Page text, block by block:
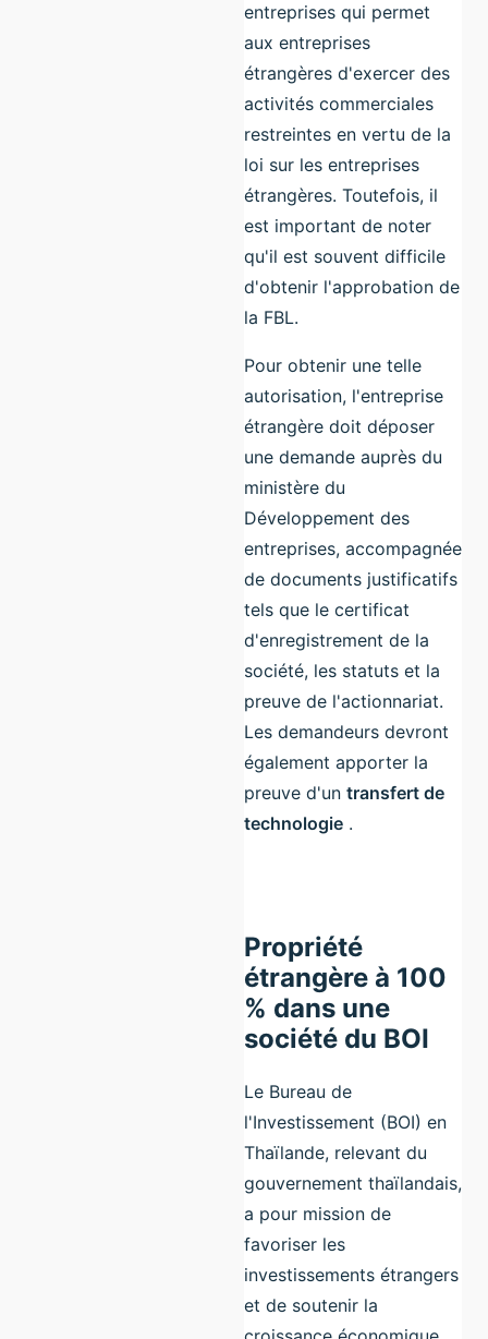
entreprises qui permet
aux entreprises
étrangères d'exercer des
activités commerciales
restreintes en vertu de la
loi sur les entreprises
étrangères. Toutefois, il
est important de noter
qu'il est souvent difficile
d'obtenir l'approbation de
la FBL.
Pour obtenir une telle
autorisation, l'entreprise
étrangère doit déposer
une demande auprès du
ministère du
Développement des
entreprises, accompagnée
de documents justificatifs
tels que le certificat
d'enregistrement de la
société, les statuts et la
preuve de l'actionnariat.
Les demandeurs devront
également apporter la
preuve d'un transfert de
technologie .
Propriété
étrangère à 100
% dans une
société du BOI
Le Bureau de
l'Investissement (BOI) en
Thaïlande, relevant du
gouvernement thaïlandais,
a pour mission de
favoriser les
investissements étrangers
et de soutenir la